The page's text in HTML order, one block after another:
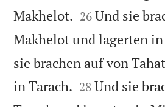
Makhelot. 

26 Und sie
Makhelot und lagerten
sie brachen auf von
in Tarach. 

28 Und sie